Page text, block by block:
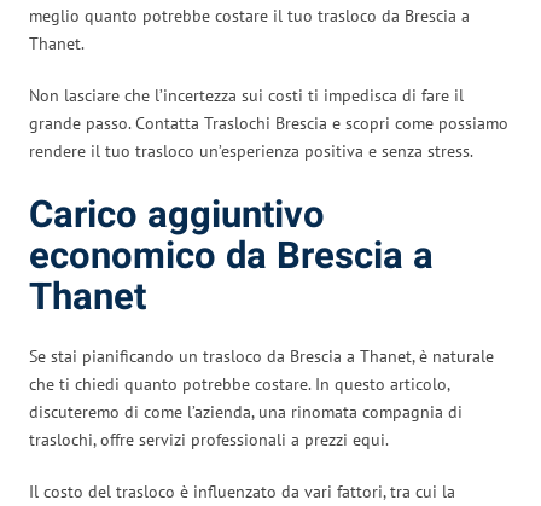
meglio quanto potrebbe costare il tuo trasloco da Brescia a
Thanet.
Non lasciare che l’incertezza sui costi ti impedisca di fare il
grande passo. Contatta Traslochi Brescia e scopri come possiamo
rendere il tuo trasloco un’esperienza positiva e senza stress.
Carico aggiuntivo
economico da Brescia a
Thanet
Se stai pianificando un trasloco da Brescia a Thanet, è naturale
che ti chiedi quanto potrebbe costare. In questo articolo,
discuteremo di come l’azienda, una rinomata compagnia di
traslochi, offre servizi professionali a prezzi equi.
Il costo del trasloco è influenzato da vari fattori, tra cui la